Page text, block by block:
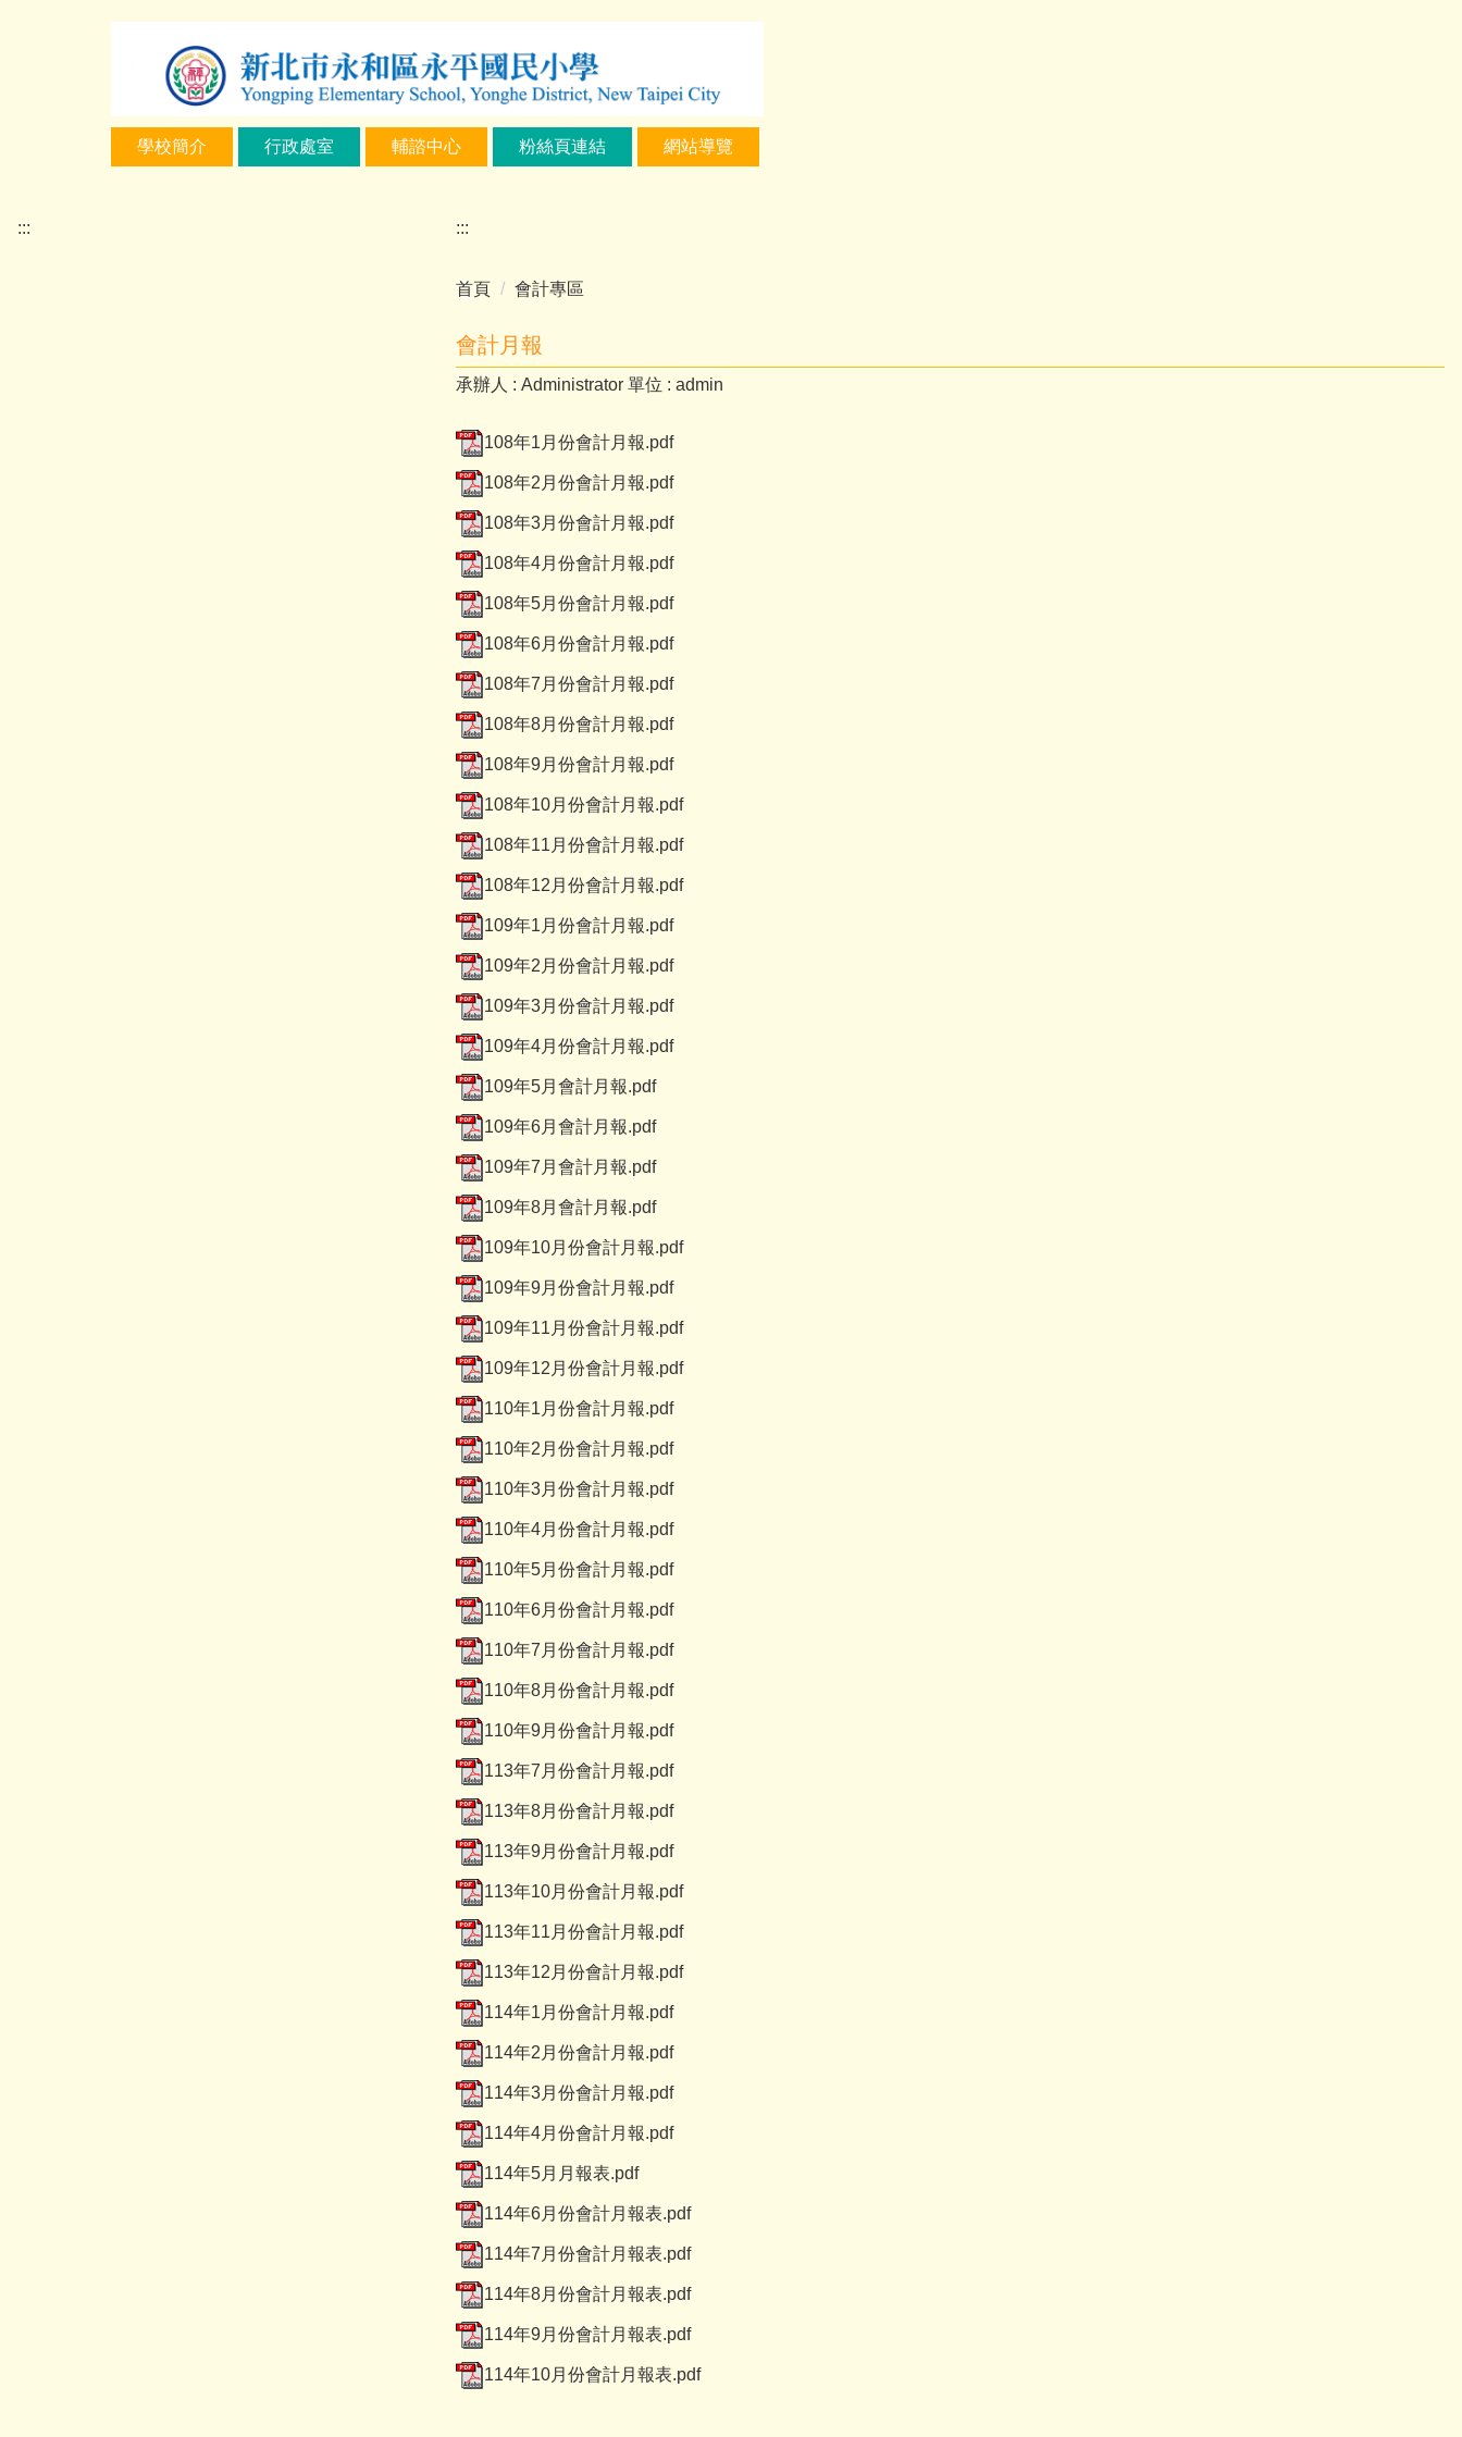
學校簡介 行政處室 輔諮中心 粉絲頁連結 網站導覽
::: :::
首頁 會計專區
會計月報
承辦人 :Administrator單位 :admin
108年1月份會計月報.pdf
108年2月份會計月報.pdf
108年3月份會計月報.pdf
108年4月份會計月報.pdf
108年5月份會計月報.pdf
108年6月份會計月報.pdf
108年7月份會計月報.pdf
108年8月份會計月報.pdf
108年9月份會計月報.pdf
108年10月份會計月報.pdf
108年11月份會計月報.pdf
108年12月份會計月報.pdf
109年1月份會計月報.pdf
109年2月份會計月報.pdf
109年3月份會計月報.pdf
109年4月份會計月報.pdf
109年5月會計月報.pdf
109年6月會計月報.pdf
109年7月會計月報.pdf
109年8月會計月報.pdf
109年10月份會計月報.pdf
109年9月份會計月報.pdf
109年11月份會計月報.pdf
109年12月份會計月報.pdf
110年1月份會計月報.pdf
110年2月份會計月報.pdf
110年3月份會計月報.pdf
110年4月份會計月報.pdf
110年5月份會計月報.pdf
110年6月份會計月報.pdf
110年7月份會計月報.pdf
110年8月份會計月報.pdf
110年9月份會計月報.pdf
113年7月份會計月報.pdf
113年8月份會計月報.pdf
113年9月份會計月報.pdf
113年10月份會計月報.pdf
113年11月份會計月報.pdf
113年12月份會計月報.pdf
114年1月份會計月報.pdf
114年2月份會計月報.pdf
114年3月份會計月報.pdf
114年4月份會計月報.pdf
114年5月月報表.pdf
114年6月份會計月報表.pdf
114年7月份會計月報表.pdf
114年8月份會計月報表.pdf
114年9月份會計月報表.pdf
114年10月份會計月報表.pdf